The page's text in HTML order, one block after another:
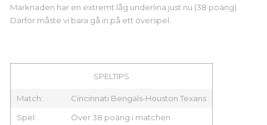
Marknaden har en extremt låg underlina just nu (38 poäng).
Därför måste vi bara gå in på ett överspel.
SPELTIPS
Match:
Cincinnati Bengals-Houston Texans
Spel:
Över 38 poäng i matchen